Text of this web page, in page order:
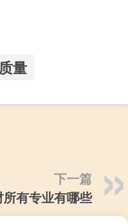
质量
下一篇
所有专业有哪些